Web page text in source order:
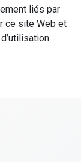
liés par
ce site Web et